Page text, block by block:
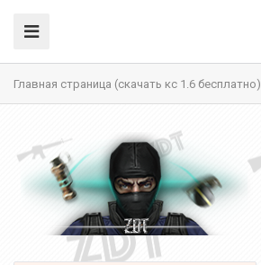
Главная страница (скачать кс 1.6 бесплатно)